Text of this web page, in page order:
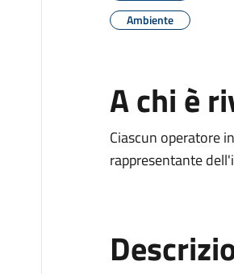
Ambiente
A chi è
Ciascun operatore
rappresentante